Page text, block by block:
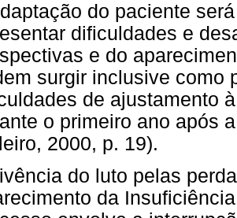
do paciente
dificuldades e
e do
surgir inclusive como
de ajustamento
o primeiro ano após
2000, p. 19).
do luto pelas
da